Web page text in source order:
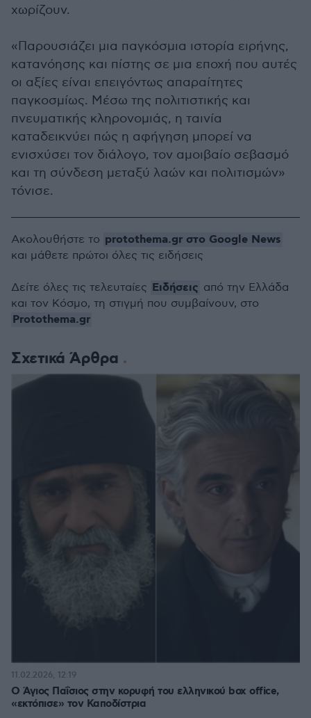
χωρίζουν.
«Παρουσιάζει μια παγκόσμια ιστορία ειρήνης,
κατανόησης και πίστης σε μια εποχή που αυτές
οι αξίες είναι επειγόντως απαραίτητες
παγκοσμίως. Μέσω της πολιτιστικής και
πνευματικής κληρονομιάς, η ταινία
καταδεικνύει πώς η αφήγηση μπορεί να
ενισχύσει τον διάλογο, τον αμοιβαίο σεβασμό
και τη σύνδεση μεταξύ λαών και πολιτισμών»
τόνισε.
Σχετικά Άρθρα
Ο Άγιος Παΐσιος στην κορυφή του ελληνικού box office,
«εκτόπισε» τον Καποδίστρια
11.02.2026, 12:19
Ακολουθήστε το protothema.gr στο Google News
και μάθετε πρώτοι όλες τις ειδήσεις
Δείτε όλες τις τελευταίες Ειδήσεις από την Ελλάδα
και τον Κόσμο, τη στιγμή που συμβαίνουν, στο
Protothema.gr